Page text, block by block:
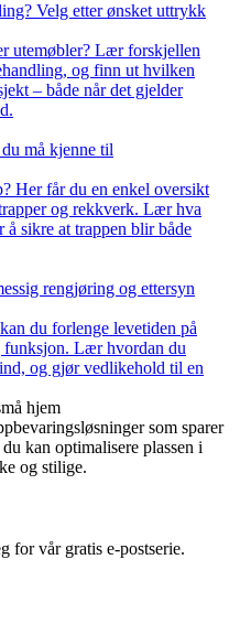
Velg etter ønsket uttrykk
utemøbler? Lær forskjellen
og finn ut hvilken
– både når det gjelder
må kjenne til
Her får du en enkel oversikt
og rekkverk. Lær hva
sikre at trappen blir både
rengjøring og ettersyn
du forlenge levetiden på
funksjon. Lær hvordan du
og gjør vedlikehold til en
hjem
som sparer
kan optimalisere plassen i
og stilige.
for vår gratis e-postserie.